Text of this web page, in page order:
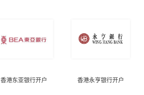
香港东亚银行开户 香港永亨银行开户